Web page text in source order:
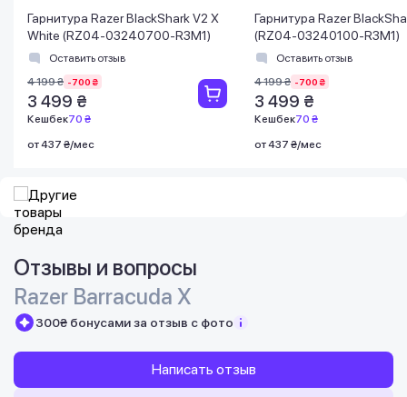
Гарнитура Razer BlackShark V2 X
White (RZ04-03240700-R3M1)
Оставить отзыв
4 199 ₴ -700 ₴
3 499 ₴
Кешбек70 ₴
от 437 ₴/мес
Гарнитура Razer
(RZ04-03240100-R3M1)
Оставить отзыв
4 199 ₴ -700 ₴
3 499 ₴
Кешбек70 ₴
от 437 ₴/мес
Отзывы и вопросы
Razer Barracuda X
300₴ бонусами за отзыв с фото
Написать отзыв